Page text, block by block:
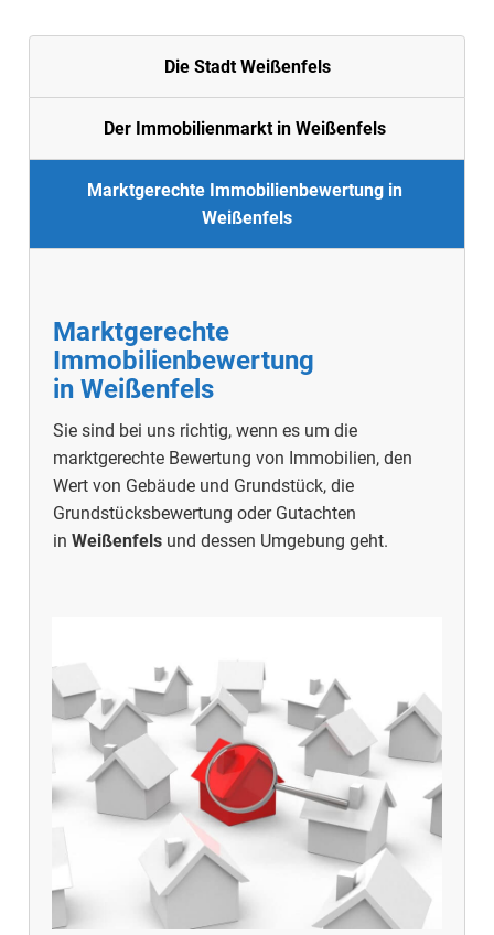
Die Stadt Weißenfels
Der Immobilienmarkt in Weißenfels
Marktgerechte Immobilienbewertung in
Weißenfels
Marktgerechte
Immobilienbewertung
in Weißenfels
Sie sind bei uns richtig, wenn es um die
marktgerechte Bewertung von Immobilien, den
Wert von Gebäude und Grundstück, die
Grundstücksbewertung oder Gutachten
in Weißenfels und dessen Umgebung geht.